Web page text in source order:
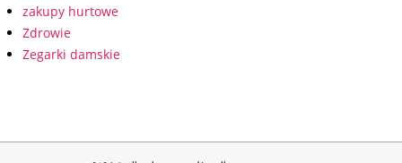
zakupy hurtowe
Zdrowie
Zegarki damskie